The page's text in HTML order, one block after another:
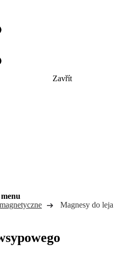
Zavřít
menu
Magnesy do leja